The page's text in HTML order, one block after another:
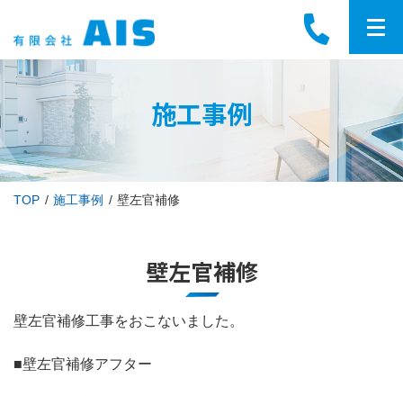
施工事例
TOP 施工事例 壁左官補修
壁左官補修
壁左官補修工事をおこないました。
■壁左官補修アフター